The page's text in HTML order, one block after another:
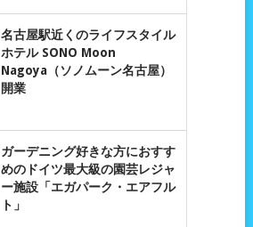
名古屋駅近くのライフスタイル
ホテル SONO Moon
Nagoya（ソノムーン名古屋）
開業
ガーデニング好きな方におすす
めのドイツ最大級の園芸レジャ
ー施設「エガパーク・エアフル
ト」